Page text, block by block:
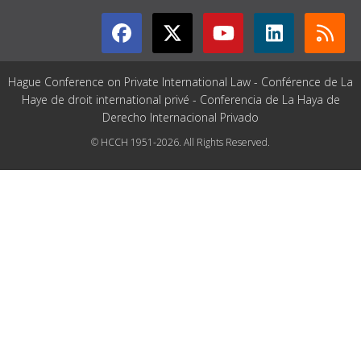
Hague Conference on Private International Law - Conférence de La
Haye de droit international privé - Conferencia de La Haya de
Derecho Internacional Privado
© HCCH 1951-2026. All Rights Reserved.